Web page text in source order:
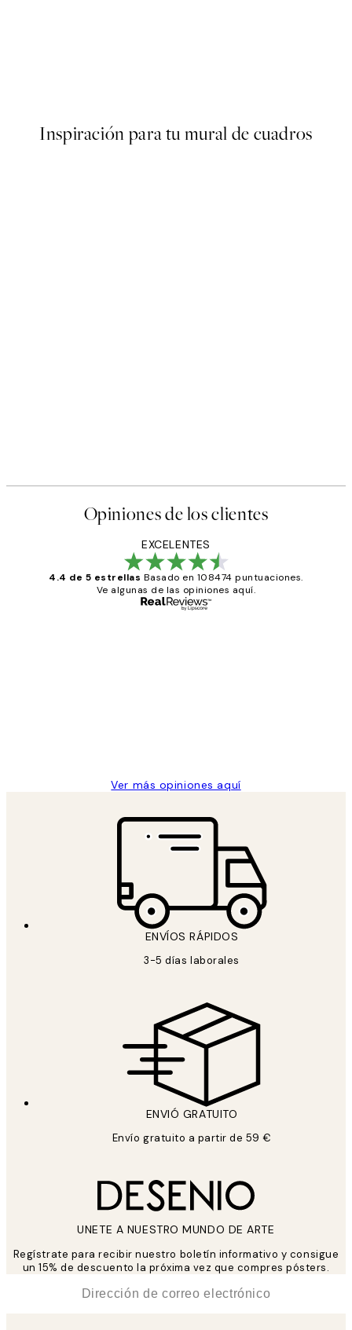
Inspiración para tu mural de cuadros
Opiniones de los clientes
EXCELENTES
4.4 de 5 estrellas Basado en 108474 puntuaciones.
Ve algunas de las opiniones aquí.
Ver más opiniones aquí
ENVÍOS RÁPIDOS
3-5 días laborales
ENVIÓ GRATUITO
Envío gratuito a partir de 59 €
UNETE A NUESTRO MUNDO DE ARTE
Regístrate para recibir nuestro boletín informativo y consigue
un 15% de descuento la próxima vez que compres pósters.